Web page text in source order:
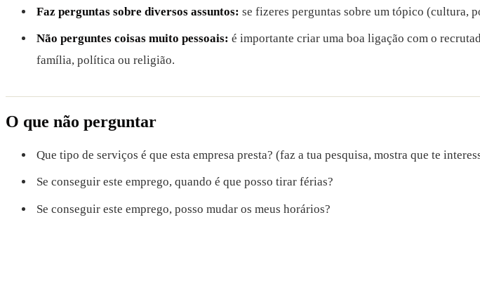
Faz perguntas sobre diversos assuntos: se fizeres perguntas sobre um tópico (cultura,
Não perguntes coisas muito pessoais: é importante criar uma boa ligação com o
família, política ou religião.
O que não perguntar
Que tipo de serviços é que esta empresa presta? (faz a tua pesquisa, mostra que te
Se conseguir este emprego, quando é que posso tirar férias?
Se conseguir este emprego, posso mudar os meus horários?